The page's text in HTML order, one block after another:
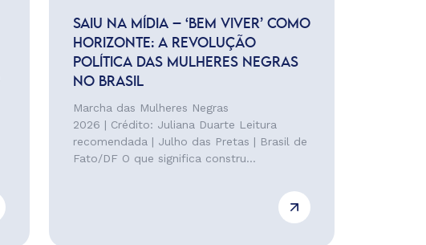
SAIU NA MÍDIA – ‘BEM VIVER’ COMO
HORIZONTE: A REVOLUÇÃO
POLÍTICA DAS MULHERES NEGRAS
NO BRASIL
Marcha das Mulheres Negras
2026 | Crédito: Juliana Duarte Leitura
recomendada | Julho das Pretas | Brasil de
Fato/DF O que significa constru...